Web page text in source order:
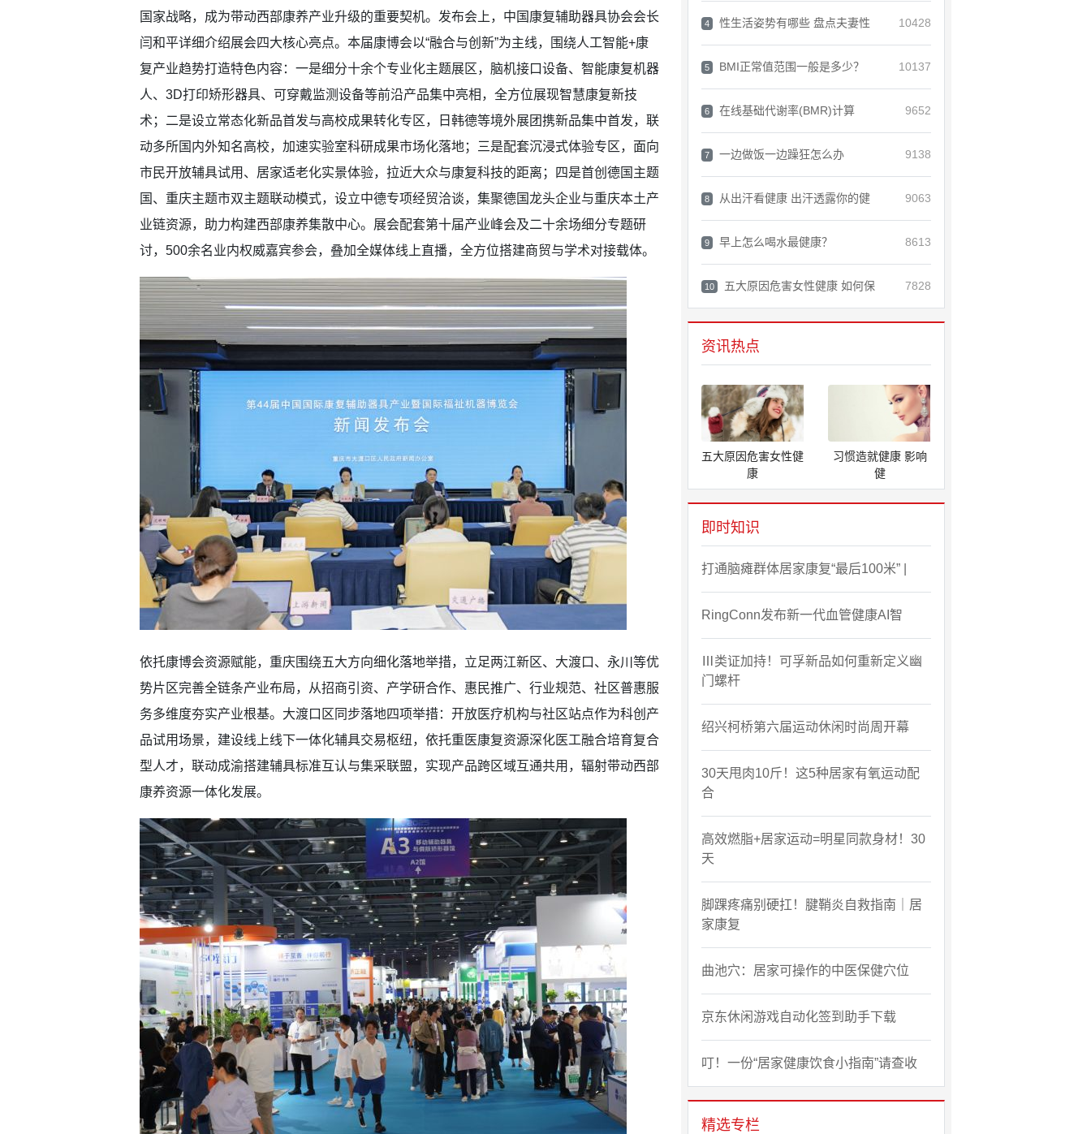
国家战略，成为带动西部康养产业升级的重要契机。发布会上，中国康复辅助器具协会会长
闫和平详细介绍展会四大核心亮点。本届康博会以“融合与创新”为主线，围绕人工智能+康
复产业趋势打造特色内容：一是细分十余个专业化主题展区，脑机接口设备、智能康复机器
人、3D打印矫形器具、可穿戴监测设备等前沿产品集中亮相，全方位展现智慧康复新技
术；二是设立常态化新品首发与高校成果转化专区，日韩德等境外展团携新品集中首发，联
动多所国内外知名高校，加速实验室科研成果市场化落地；三是配套沉浸式体验专区，面向
市民开放辅具试用、居家适老化实景体验，拉近大众与康复科技的距离；四是首创德国主题
国、重庆主题市双主题联动模式，设立中德专项经贸洽谈，集聚德国龙头企业与重庆本土产
业链资源，助力构建西部康养集散中心。展会配套第十届产业峰会及二十余场细分专题研
讨，500余名业内权威嘉宾参会，叠加全媒体线上直播，全方位搭建商贸与学术对接载体。
依托康博会资源赋能，重庆围绕五大方向细化落地举措，立足两江新区、大渡口、永川等优
势片区完善全链条产业布局，从招商引资、产学研合作、惠民推广、行业规范、社区普惠服
务多维度夯实产业根基。大渡口区同步落地四项举措：开放医疗机构与社区站点作为科创产
品试用场景，建设线上线下一体化辅具交易枢纽，依托重医康复资源深化医工融合培育复合
型人才，联动成渝搭建辅具标准互认与集采联盟，实现产品跨区域互通共用，辐射带动西部
康养资源一体化发展。
4 性生活姿势有哪些 盘点夫妻性 10428
5 BMI正常值范围一般是多少？ 10137
6 在线基础代谢率(BMR)计算 9652
7 一边做饭一边躁狂怎么办 9138
8 从出汗看健康 出汗透露你的健 9063
9 早上怎么喝水最健康？ 8613
10 五大原因危害女性健康 如何保 7828
资讯热点
五大原因危害女性健
康
习惯造就健康 影响
健
即时知识
打通脑瘫群体居家康复“最后100米” |
RingConn发布新一代血管健康AI智
Ⅲ类证加持！可孚新品如何重新定义幽
门螺杆
绍兴柯桥第六届运动休闲时尚周开幕
30天甩肉10斤！这5种居家有氧运动配
合
高效燃脂+居家运动=明星同款身材！30
天
脚踝疼痛别硬扛！腱鞘炎自救指南｜居
家康复
曲池穴：居家可操作的中医保健穴位
京东休闲游戏自动化签到助手下载
叮！一份“居家健康饮食小指南”请查收
精选专栏